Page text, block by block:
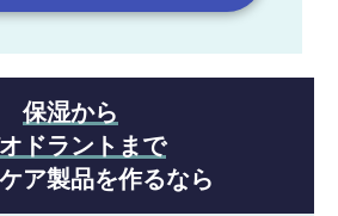
保湿から
ドラントまで
ア製品を作るなら